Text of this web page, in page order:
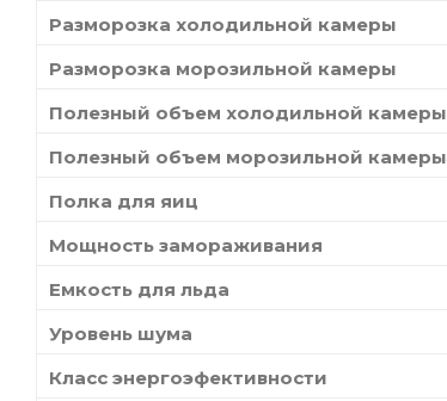
Разморозка холодильной камеры
Разморозка морозильной камеры
Полезный объем холодильной камеры
Полезный объем морозильной камеры
Полка для яиц
Мощность замораживания
Емкость для льда
Уровень шума
Класс энергоэфективности